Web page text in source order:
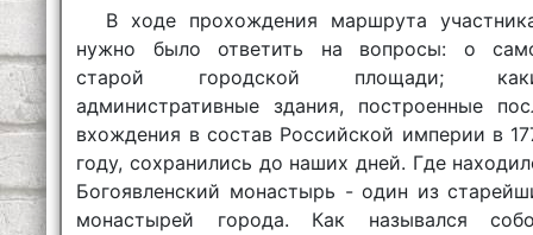
В ходе прохождения маршрута
нужно было ответить на вопросы: о
старой городской площади;
административные здания, построенные
вхождения в состав Российской империи в
году, сохранились до наших дней. Где
Богоявленский монастырь - один из
монастырей города. Как назывался